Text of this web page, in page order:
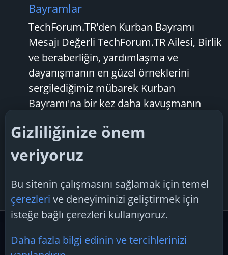
Bayramlar
TechForum.TR'den Kurban Bayramı
Mesajı Değerli TechForum.TR Ailesi, Birlik
ve beraberliğin, yardımlaşma ve
dayanışmanın en güzel örneklerini
sergilediğimiz mübarek Kurban
Bayramı'na bir kez daha kavuşmanın
özel günlerde, kalplerimizdeki sevgi ve
saygının...
techforum.tr
bayram mesajı techforum.tr
Cevaplar: 25
Güncel Gündem
Etiketler
Gizliliğinize önem
veriyoruz
Bu sitenin çalışmasını sağlamak için temel
çerezleri ve deneyiminizi geliştirmek için
isteğe bağlı çerezleri kullanıyoruz.
Daha fazla bilgi edinin ve tercihlerinizi